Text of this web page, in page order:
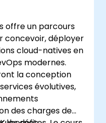
offre un parcours
concevoir, déployer
cloud-natives en
modernes.
la conception
évolutives,
des charges de